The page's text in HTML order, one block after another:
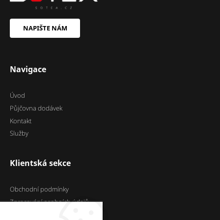
NAPIŠTE NÁM
Navigace
Úvod
Půjčovna dodávek
Kontakt
Služby
Klientská sekce
Obchodní podmínky
Zpracování osobních údajů